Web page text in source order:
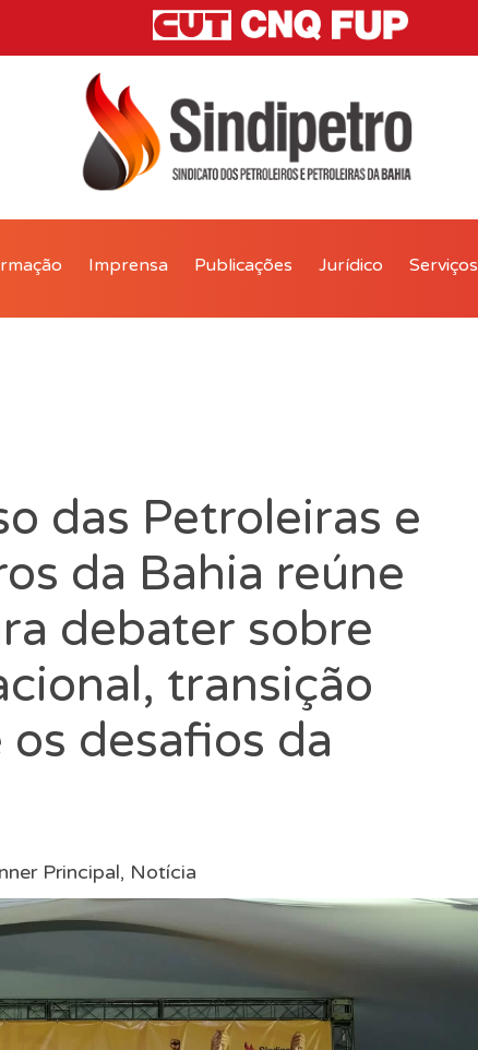
Imprensa Publicações Jurídico Serviços
das Petroleiras e
da Bahia reúne
debater sobre
transição
desafios da
Principal, Notícia